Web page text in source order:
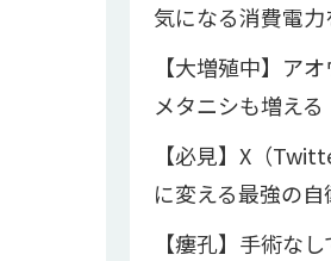
気になる消費電
【大増殖中】ア
メタニシも増える
【必見】X（
に変える最強の自
【瘻孔】手術な